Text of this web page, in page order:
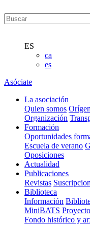
ES
ca
es
Asóciate
La asociación
Quien somos
Organización
Formación
Oportunidades
Escuela de verano
Oposiciones
Actualidad
Publicaciones
Revistas
Biblioteca
Información
MiniBATS
Fondo histórico y